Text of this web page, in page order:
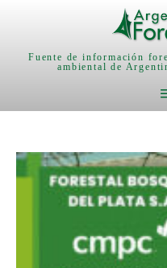
Fuente de información
ambiental de